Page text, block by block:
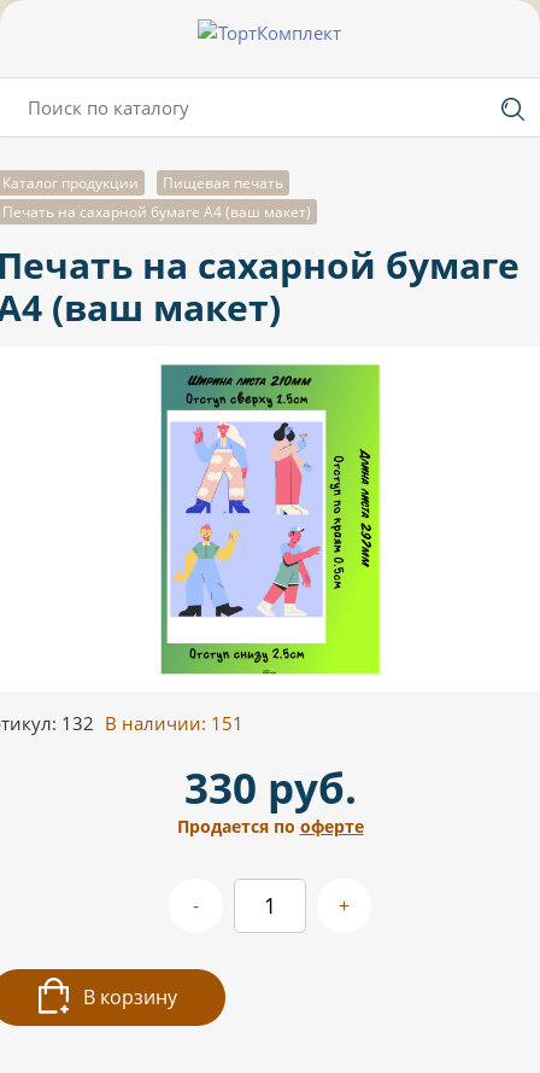
Каталог продукции
Пищевая печать
Печать на сахарной бумаге А4 (ваш макет)
на сахарной бумаге
(ваш макет)
132 В наличии: 151
330 руб.
Продается по оферте
- +
В корзину